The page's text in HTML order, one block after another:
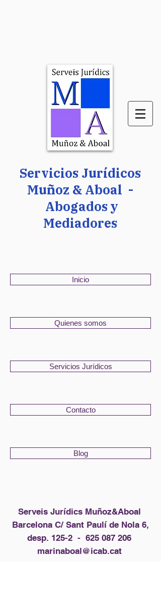
Servicios Jurídicos
Muñoz & Aboal -
Abogados y
Mediadores
Inicio
Quienes somos
Servicios Jurídicos
Contacto
Blog
Serveis Jurídics Muñoz&Aboal
Barcelona C/ Sant Paulí de Nola 6,
desp. 125-2 - 625 087 206
marinaboal@icab.cat